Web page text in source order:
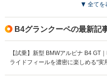
全てを
B4グランクーペの最新記
【試乗】新型 BMWアルピナ B4 GT
ライドフィールを濃密に楽しめる“実